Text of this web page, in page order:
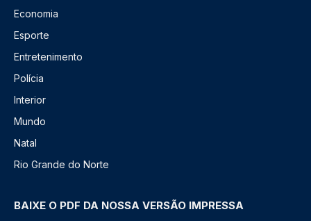
Economia
Esporte
Entretenimento
Polícia
Interior
Mundo
Natal
Rio Grande do Norte
BAIXE O PDF DA NOSSA VERSÃO IMPRESSA